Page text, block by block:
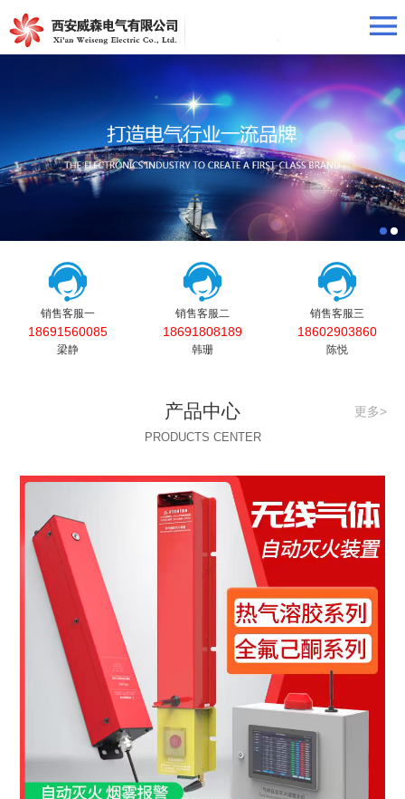
销售客服一
18691560085
梁静
销售客服二
18691808189
韩珊
销售客服三
18602903860
陈悦
产品中心 更多>
PRODUCTS CENTER